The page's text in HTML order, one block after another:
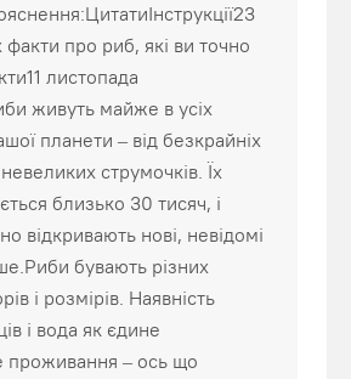
про риб, які ви точно
листопада
живуть майже в усіх
планети – від безкрайніх
струмочків. Їх
близько 30 тисяч, і
відкривають нові, невідомі
бувають різних
і розмірів. Наявність
і вода як єдине
проживання – ось що